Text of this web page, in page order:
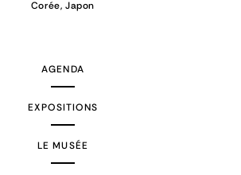
Corée, Japon
AGENDA
EXPOSITIONS
LE MUSÉE